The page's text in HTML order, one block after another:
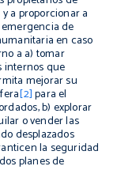
a proporcionar a
de
en caso
a a) tomar
internos que
mejorar su
[2]para el
b) explorar
o vender las
desplazados
la seguridad
planes de